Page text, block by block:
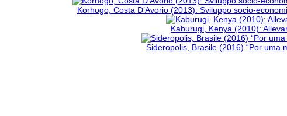
Korhogo, Costa D’Avorio (2013): Sviluppo socio-
Kaburugi, Kenya (2010):
Sideropolis, Brasile (2016) “Por uma